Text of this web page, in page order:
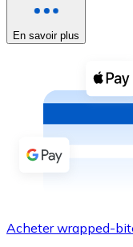
Voir toutes
Coupons crypto
Acheter avec
Virement SEPA
Ajoutez des
Utilisez les
En savoir plus
Acheter wrapped-